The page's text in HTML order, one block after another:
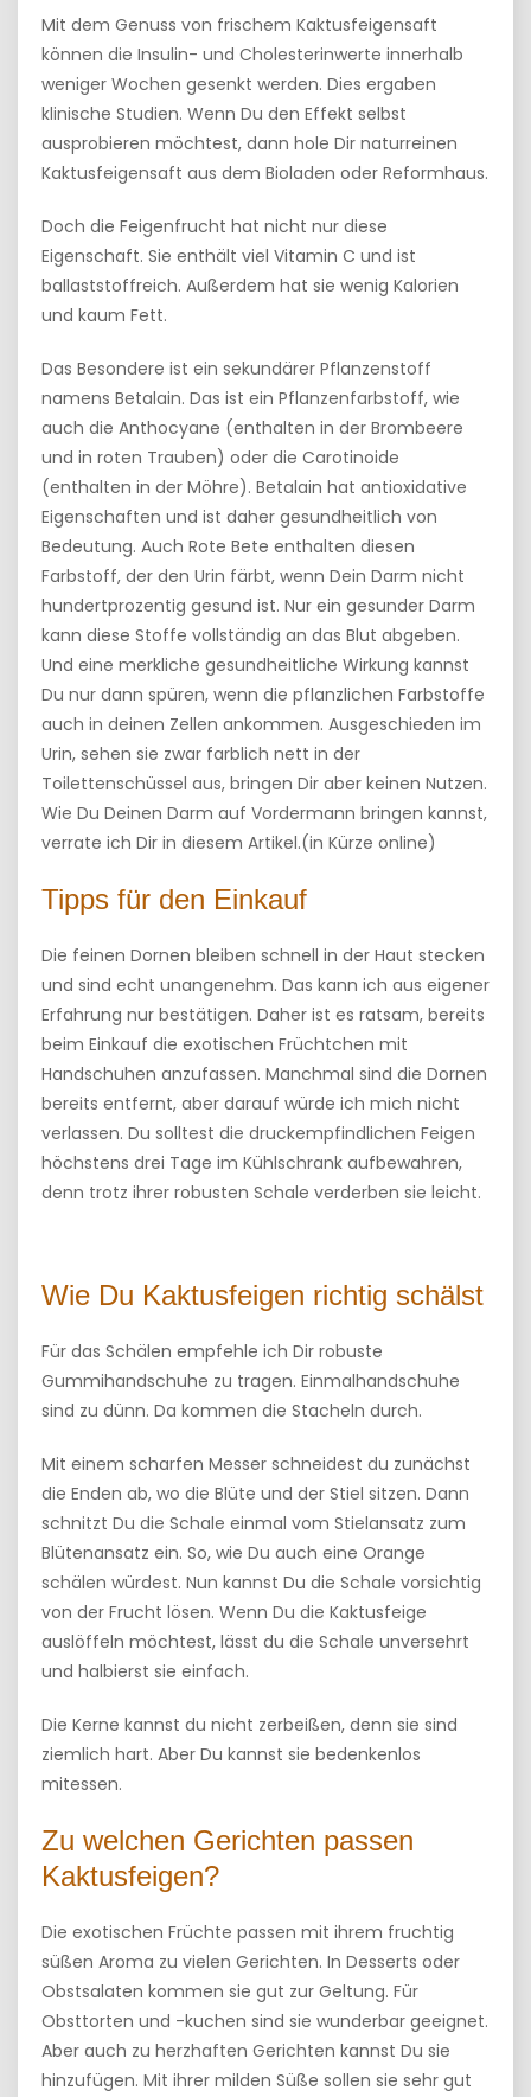
Mit dem Genuss von frischem Kaktusfeigensaft
können die Insulin- und Cholesterinwerte innerhalb
weniger Wochen gesenkt werden. Dies ergaben
klinische Studien. Wenn Du den Effekt selbst
ausprobieren möchtest, dann hole Dir naturreinen
Kaktusfeigensaft aus dem Bioladen oder Reformhaus.
Doch die Feigenfrucht hat nicht nur diese
Eigenschaft. Sie enthält viel Vitamin C und ist
ballaststoffreich. Außerdem hat sie wenig Kalorien
und kaum Fett.
Das Besondere ist ein sekundärer Pflanzenstoff
namens Betalain. Das ist ein Pflanzenfarbstoff, wie
auch die Anthocyane (enthalten in der Brombeere
und in roten Trauben) oder die Carotinoide
(enthalten in der Möhre). Betalain hat antioxidative
Eigenschaften und ist daher gesundheitlich von
Bedeutung. Auch Rote Bete enthalten diesen
Farbstoff, der den Urin färbt, wenn Dein Darm nicht
hundertprozentig gesund ist. Nur ein gesunder Darm
kann diese Stoffe vollständig an das Blut abgeben.
Und eine merkliche gesundheitliche Wirkung kannst
Du nur dann spüren, wenn die pflanzlichen Farbstoffe
auch in deinen Zellen ankommen. Ausgeschieden im
Urin, sehen sie zwar farblich nett in der
Toilettenschüssel aus, bringen Dir aber keinen Nutzen.
Wie Du Deinen Darm auf Vordermann bringen kannst,
verrate ich Dir in diesem Artikel.(in Kürze online)
Tipps für den Einkauf
Die feinen Dornen bleiben schnell in der Haut stecken
und sind echt unangenehm. Das kann ich aus eigener
Erfahrung nur bestätigen. Daher ist es ratsam, bereits
beim Einkauf die exotischen Früchtchen mit
Handschuhen anzufassen. Manchmal sind die Dornen
bereits entfernt, aber darauf würde ich mich nicht
verlassen. Du solltest die druckempfindlichen Feigen
höchstens drei Tage im Kühlschrank aufbewahren,
denn trotz ihrer robusten Schale verderben sie leicht.
Wie Du Kaktusfeigen richtig schälst
Für das Schälen empfehle ich Dir robuste
Gummihandschuhe zu tragen. Einmalhandschuhe
sind zu dünn. Da kommen die Stacheln durch.
Mit einem scharfen Messer schneidest du zunächst
die Enden ab, wo die Blüte und der Stiel sitzen. Dann
schnitzt Du die Schale einmal vom Stielansatz zum
Blütenansatz ein. So, wie Du auch eine Orange
schälen würdest. Nun kannst Du die Schale vorsichtig
von der Frucht lösen. Wenn Du die Kaktusfeige
auslöffeln möchtest, lässt du die Schale unversehrt
und halbierst sie einfach.
Die Kerne kannst du nicht zerbeißen, denn sie sind
ziemlich hart. Aber Du kannst sie bedenkenlos
mitessen.
Zu welchen Gerichten passen
Kaktusfeigen?
Die exotischen Früchte passen mit ihrem fruchtig
süßen Aroma zu vielen Gerichten. In Desserts oder
Obstsalaten kommen sie gut zur Geltung. Für
Obsttorten und -kuchen sind sie wunderbar geeignet.
Aber auch zu herzhaften Gerichten kannst Du sie
hinzufügen. Mit ihrer milden Süße sollen sie sehr gut